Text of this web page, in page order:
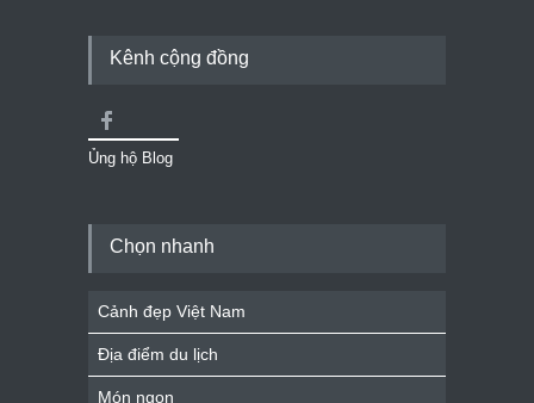
Kênh cộng đồng
Ủng hộ Blog
Chọn nhanh
Cảnh đẹp Việt Nam
Địa điểm du lịch
Món ngon